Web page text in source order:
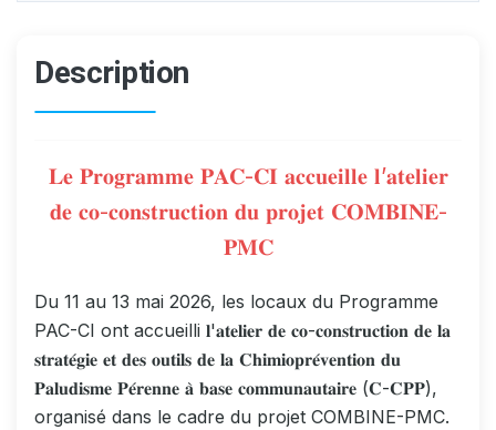
Description
𝐋𝐞 𝐏𝐫𝐨𝐠𝐫𝐚𝐦𝐦𝐞 𝐏𝐀𝐂-𝐂𝐈 𝐚𝐜𝐜𝐮𝐞𝐢𝐥𝐥𝐞 𝐥’𝐚𝐭𝐞𝐥𝐢𝐞𝐫
𝐝𝐞 𝐜𝐨-𝐜𝐨𝐧𝐬𝐭𝐫𝐮𝐜𝐭𝐢𝐨𝐧 𝐝𝐮 𝐩𝐫𝐨𝐣𝐞𝐭 𝐂𝐎𝐌𝐁𝐈𝐍𝐄-
𝐏𝐌𝐂
Du 11 au 13 mai 2026, les locaux du Programme
PAC-CI ont accueilli 𝐥'𝐚𝐭𝐞𝐥𝐢𝐞𝐫 𝐝𝐞 𝐜𝐨-𝐜𝐨𝐧𝐬𝐭𝐫𝐮𝐜𝐭𝐢𝐨𝐧 𝐝𝐞 𝐥𝐚
𝐬𝐭𝐫𝐚𝐭𝐞́𝐠𝐢𝐞 𝐞𝐭 𝐝𝐞𝐬 𝐨𝐮𝐭𝐢𝐥𝐬 𝐝𝐞 𝐥𝐚 𝐂𝐡𝐢𝐦𝐢𝐨𝐩𝐫𝐞́𝐯𝐞𝐧𝐭𝐢𝐨𝐧 𝐝𝐮
𝐏𝐚𝐥𝐮𝐝𝐢𝐬𝐦𝐞 𝐏𝐞́𝐫𝐞𝐧𝐧𝐞 𝐚̀ 𝐛𝐚𝐬𝐞 𝐜𝐨𝐦𝐦𝐮𝐧𝐚𝐮𝐭𝐚𝐢𝐫𝐞 (𝐂-𝐂𝐏𝐏),
organisé dans le cadre du projet COMBINE-PMC.